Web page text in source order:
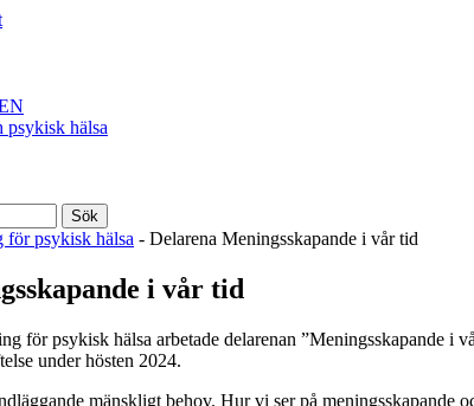
hälsa
Sök
för psykisk hälsa - Delarena Meningsskapande i vår tid
i vår tid
för psykisk hälsa arbetade delarenan ”Meningsskapande i
under hösten 2024.
mänskligt behov. Hur vi ser på